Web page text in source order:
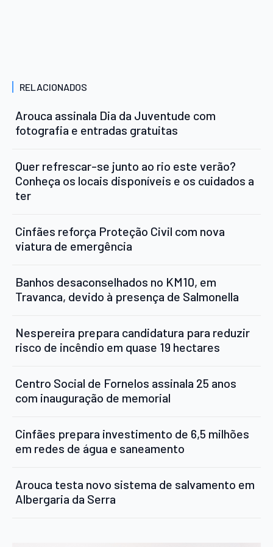
RELACIONADOS
Arouca assinala Dia da Juventude com
fotografia e entradas gratuitas
Quer refrescar-se junto ao rio este verão?
Conheça os locais disponíveis e os cuidados a
ter
Cinfães reforça Proteção Civil com nova
viatura de emergência
Banhos desaconselhados no KM10, em
Travanca, devido à presença de Salmonella
Nespereira prepara candidatura para reduzir
risco de incêndio em quase 19 hectares
Centro Social de Fornelos assinala 25 anos
com inauguração de memorial
Cinfães prepara investimento de 6,5 milhões
em redes de água e saneamento
Arouca testa novo sistema de salvamento em
Albergaria da Serra